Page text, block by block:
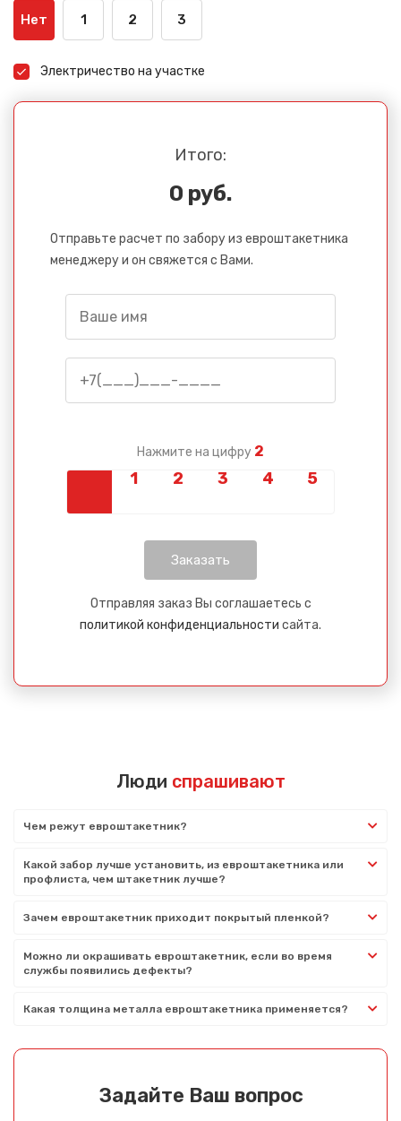
Нет 1 2 3
Электричество на участке
Итого:
0 руб.
Отправьте расчет по забору из евроштакетника
менеджеру и он свяжется с Вами.
Нажмите на цифру 2
Отправляя заказ Вы соглашаетесь с
политикой конфиденциальности сайта.
Люди спрашивают
Чем режут евроштакетник?
Какой забор лучше установить, из евроштакетника или
профлиста, чем штакетник лучше?
Зачем евроштакетник приходит покрытый пленкой?
Можно ли окрашивать евроштакетник, если во время
службы появились дефекты?
Какая толщина металла евроштакетника применяется?
Задайте Ваш вопрос